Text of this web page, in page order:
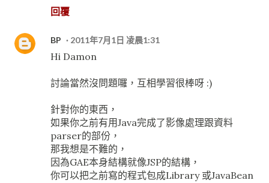
回覆
BP 2011年7月1日 凌晨1:31
Hi Damon
討論當然沒問題囉，互相學習很棒呀 :)
針對你的東西，
如果你之前有用Java完成了影像處理跟資料
parser的部份，
那我想是不難的，
因為GAE本身結構就像JSP的結構，
你可以把之前寫的程式包成Library 或JavaBean